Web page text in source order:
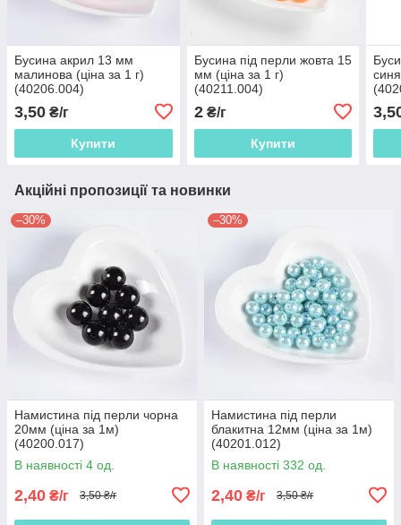
Бусина акрил 13 мм
малинова (ціна за 1 г)
(40206.004)
3,50 ₴/г
Купити
Бусина під перли жовта 15
мм (ціна за 1 г)
(40211.004)
2₴/г
Купити
Акційні пропозиції та новинки
–30%
Намистина під перли чорна
20мм (ціна за 1м)
(40200.017)
В наявності 4 од.
2,40 ₴/г 3,50 ₴/г
–30%
Намистина під перли
блакитна 12мм (ціна за 1м)
(40201.012)
В наявності 332 од.
2,40 ₴/г 3,50 ₴/г